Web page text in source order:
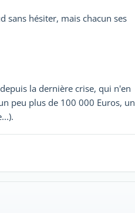
sans hésiter, mais chacun ses
la dernière crise, qui n'en
peu plus de 100 000 Euros, un